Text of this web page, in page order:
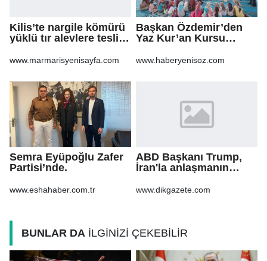
Kilis’te nargile kömürü
yüklü tır alevlere teslim
www.marmarisyenisayfa.com
Başkan Özdemir’den
Yaz Kur’an Kursu
www.haberyenisoz.com
Semra Eyüpoğlu Zafer
Partisi’nde.
www.eshahaber.com.tr
ABD Başkanı Trump,
İran'la anlaşmanın
sağlanabileceğini
www.dikgazete.com
BUNLAR DA İLGİNİZİ ÇEKEBİLİR